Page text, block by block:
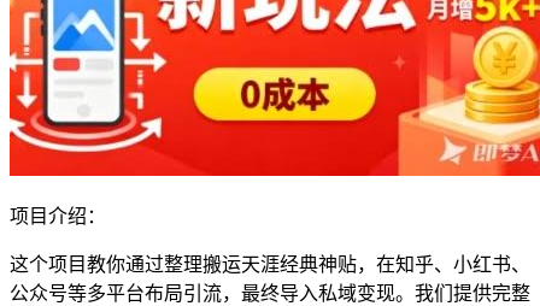
项目介绍：
这个项目教你通过整理搬运天涯经典神贴，在知乎、小红书、
公众号等多平台布局引流，最终导入私域变现。我们提供完整